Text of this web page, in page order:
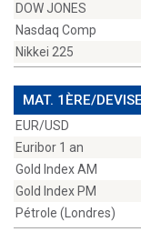
DOW JONES
Nasdaq Comp
Nikkei 225
MAT. 1ÈRE/
EUR/USD
Euribor 1 an
Gold Index AM
Gold Index PM
Pétrole (Londres)